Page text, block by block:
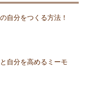
自分をつくる方法！
自分を高めるミーモ